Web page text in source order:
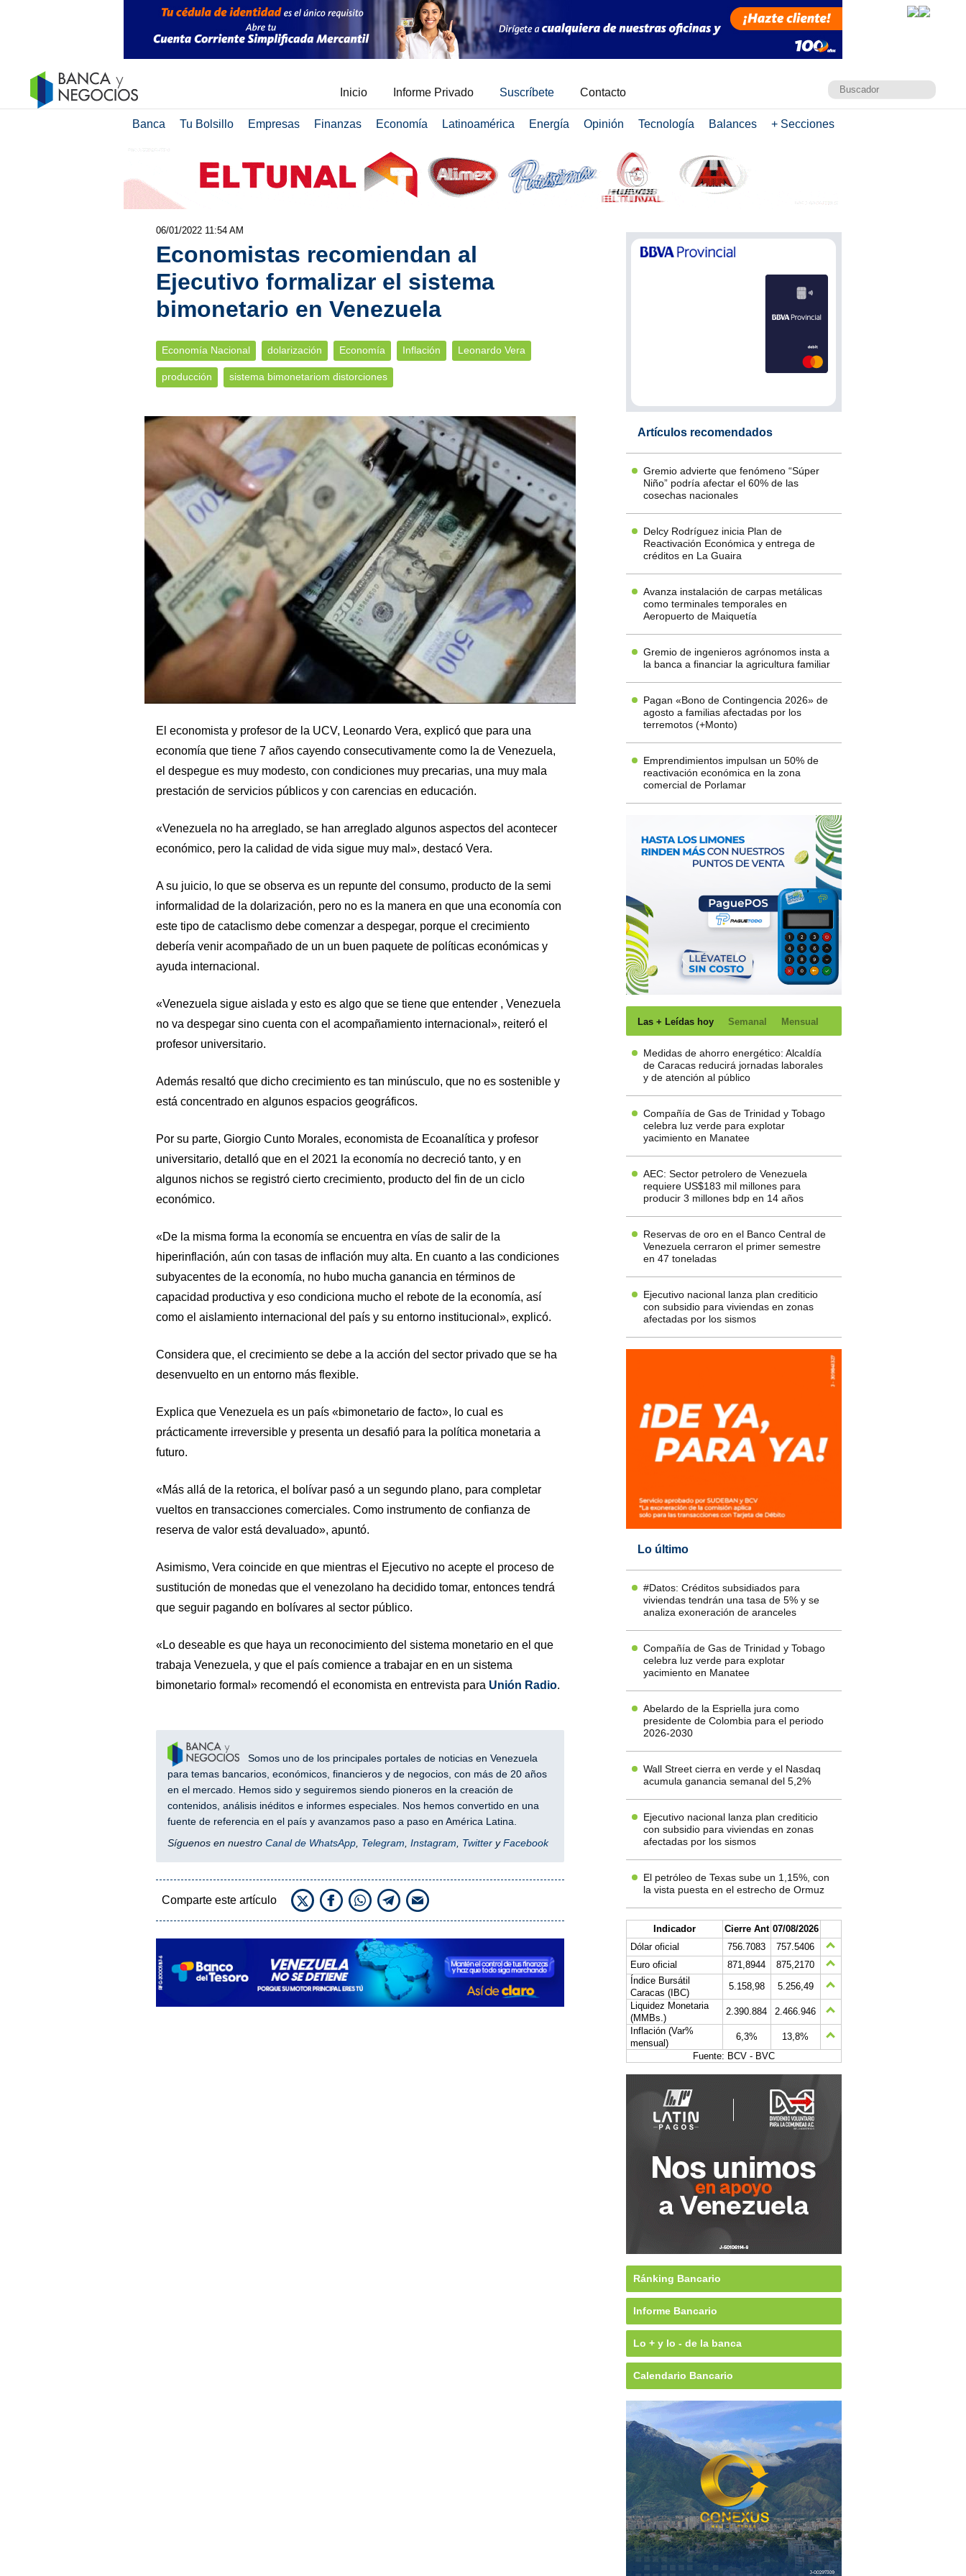
Inicio Informe Privado Suscríbete Contacto
Banca Tu Bolsillo Empresas Finanzas Economía Latinoamérica Energía Opinión Tecnología Balances + Secciones
06/01/2022 11:54 AM
Economistas recomiendan al
Ejecutivo formalizar el sistema
bimonetario en Venezuela
Economía Nacional dolarización Economía Inflación Leonardo Vera
producción sistema bimonetariom distorciones
El economista y profesor de la UCV, Leonardo Vera, explicó que para una
economía que tiene 7 años cayendo consecutivamente como la de Venezuela,
el despegue es muy modesto, con condiciones muy precarias, una muy mala
prestación de servicios públicos y con carencias en educación.
«Venezuela no ha arreglado, se han arreglado algunos aspectos del acontecer
económico, pero la calidad de vida sigue muy mal», destacó Vera.
A su juicio, lo que se observa es un repunte del consumo, producto de la semi
informalidad de la dolarización, pero no es la manera en que una economía con
este tipo de cataclismo debe comenzar a despegar, porque el crecimiento
debería venir acompañado de un un buen paquete de políticas económicas y
ayuda internacional.
«Venezuela sigue aislada y esto es algo que se tiene que entender , Venezuela
no va despegar sino cuenta con el acompañamiento internacional», reiteró el
profesor universitario.
Además resaltó que dicho crecimiento es tan minúsculo, que no es sostenible y
está concentrado en algunos espacios geográficos.
Por su parte, Giorgio Cunto Morales, economista de Ecoanalítica y profesor
universitario, detalló que en el 2021 la economía no decreció tanto, y en
algunos nichos se registró cierto crecimiento, producto del fin de un ciclo
económico.
«De la misma forma la economía se encuentra en vías de salir de la
hiperinflación, aún con tasas de inflación muy alta. En cuanto a las condiciones
subyacentes de la economía, no hubo mucha ganancia en términos de
capacidad productiva y eso condiciona mucho el rebote de la economía, así
como el aislamiento internacional del país y su entorno institucional», explicó.
Considera que, el crecimiento se debe a la acción del sector privado que se ha
desenvuelto en un entorno más flexible.
Explica que Venezuela es un país «bimonetario de facto», lo cual es
prácticamente irreversible y presenta un desafió para la política monetaria a
futuro.
«Más allá de la retorica, el bolívar pasó a un segundo plano, para completar
vueltos en transacciones comerciales. Como instrumento de confianza de
reserva de valor está devaluado», apuntó.
Asimismo, Vera coincide en que mientras el Ejecutivo no acepte el proceso de
sustitución de monedas que el venezolano ha decidido tomar, entonces tendrá
que seguir pagando en bolívares al sector público.
«Lo deseable es que haya un reconocimiento del sistema monetario en el que
trabaja Venezuela, y que el país comience a trabajar en en un sistema
bimonetario formal» recomendó el economista en entrevista para Unión Radio.
Somos uno de los principales portales de noticias en Venezuela
para temas bancarios, económicos, financieros y de negocios, con más de 20 años
en el mercado. Hemos sido y seguiremos siendo pioneros en la creación de
contenidos, análisis inéditos e informes especiales. Nos hemos convertido en una
fuente de referencia en el país y avanzamos paso a paso en América Latina.
Síguenos en nuestro Canal de WhatsApp, Telegram, Instagram, TwitteryFacebook
Comparte este artículo
Artículos recomendados
Gremio advierte que fenómeno “Súper
Niño” podría afectar el 60% de las
cosechas nacionales
Delcy Rodríguez inicia Plan de
Reactivación Económica y entrega de
créditos en La Guaira
Avanza instalación de carpas metálicas
como terminales temporales en
Aeropuerto de Maiquetía
Gremio de ingenieros agrónomos insta a
la banca a financiar la agricultura familiar
Pagan «Bono de Contingencia 2026» de
agosto a familias afectadas por los
terremotos (+Monto)
Emprendimientos impulsan un 50% de
reactivación económica en la zona
comercial de Porlamar
Las + Leídas hoy Semanal Mensual
Medidas de ahorro energético: Alcaldía
de Caracas reducirá jornadas laborales
y de atención al público
Compañía de Gas de Trinidad y Tobago
celebra luz verde para explotar
yacimiento en Manatee
AEC: Sector petrolero de Venezuela
requiere US$183 mil millones para
producir 3 millones bdp en 14 años
Reservas de oro en el Banco Central de
Venezuela cerraron el primer semestre
en 47 toneladas
Ejecutivo nacional lanza plan crediticio
con subsidio para viviendas en zonas
afectadas por los sismos
Lo último
#Datos: Créditos subsidiados para
viviendas tendrán una tasa de 5% y se
analiza exoneración de aranceles
Compañía de Gas de Trinidad y Tobago
celebra luz verde para explotar
yacimiento en Manatee
Abelardo de la Espriella jura como
presidente de Colombia para el periodo
2026-2030
Wall Street cierra en verde y el Nasdaq
acumula ganancia semanal del 5,2%
Ejecutivo nacional lanza plan crediticio
con subsidio para viviendas en zonas
afectadas por los sismos
El petróleo de Texas sube un 1,15%, con
la vista puesta en el estrecho de Ormuz
Indicador Cierre Ant 07/08/2026
Dólar oficial
756.7083
757.5406
Euro oficial
871,8944
875,2170
Índice Bursátil
Caracas (IBC)
5.158,98
5.256,49
Liquidez Monetaria
(MMBs.)
2.390.884
2.466.946
Inflación (Var%
mensual)
6,3%
13,8%
Fuente: BCV - BVC
Ránking Bancario
Informe Bancario
Lo + y lo - de la banca
Calendario Bancario